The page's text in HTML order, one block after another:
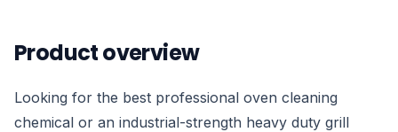
Product overview
Looking for the best professional oven cleaning
chemical or an industrial-strength heavy duty grill